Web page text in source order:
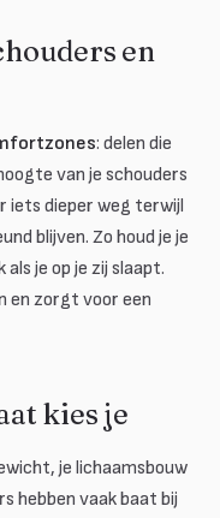
en
: delen die
van je schouders
iets dieper weg terwijl
blijven. Zo houd je je
je op je zij slaapt.
en zorgt voor een
kies je
je lichaamsbouw
hebben vaak baat bij